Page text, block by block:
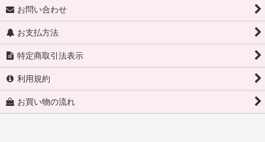
お問い合わせ
お支払方法
特定商取引法表示
利用規約
お買い物の流れ